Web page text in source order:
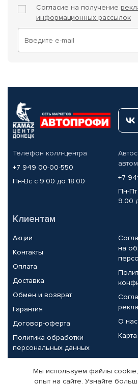
Согласие на получение
информационных рассылок
Телефон колл-центра
+7 949 00-00-550
Пн-Вс с 9.00 до 18.00
+7
Пн-
9.00
Клиентам
Акции
Контакты
Оплата
Доставка
Обмен и возврат
Гарантия
Договор-оферта
Политика обработки
персональных данных
на
О нас
Партнерам
Мы используем файлы
опыт на сайте. Узнайте